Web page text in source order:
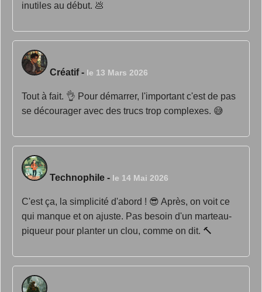
inutiles au début. 💩
Créatif- le 13 Mars 2026
Tout à fait. 👌 Pour démarrer, l'important c'est de pas
se décourager avec des trucs trop complexes. 😅
Technophile - le 14 Mai 2026
C'est ça, la simplicité d'abord ! 😎 Après, on voit ce
qui manque et on ajuste. Pas besoin d'un marteau-
piqueur pour planter un clou, comme on dit. 🔨